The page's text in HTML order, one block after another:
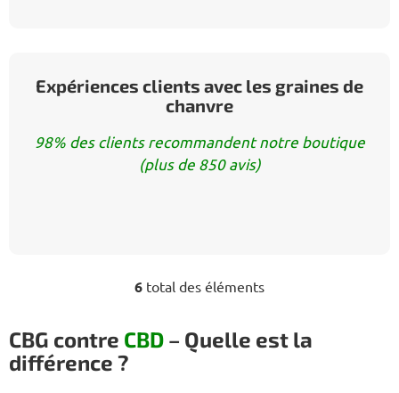
Expériences clients avec les graines de
chanvre
98% des clients recommandent notre boutique
(plus de 850 avis)
C
n
t
6 total des éléments
CBG contre CBD – Quelle est la
différence ?